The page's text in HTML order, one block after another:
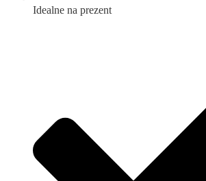
Idealne na prezent